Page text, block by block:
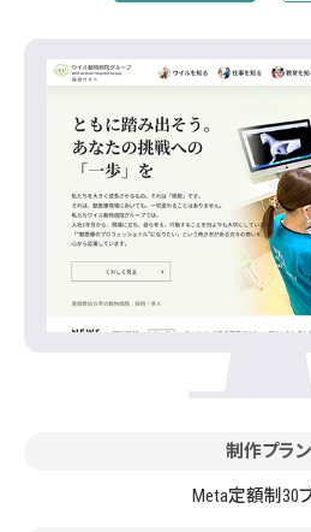
制作プラン
Meta定額制30